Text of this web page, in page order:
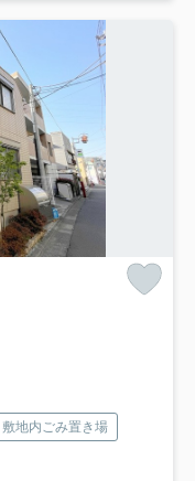
敷地内ごみ置き場